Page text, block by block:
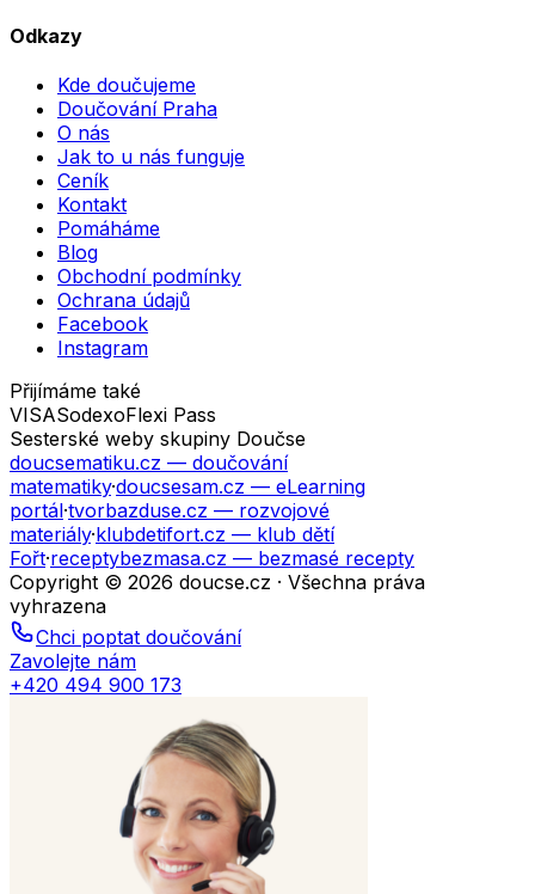
Odkazy
Kde doučujeme
Doučování Praha
O nás
Jak to u nás funguje
Ceník
Kontakt
Pomáháme
Blog
Obchodní podmínky
Ochrana údajů
Facebook
Instagram
Přijímáme také
VISASodexoFlexi Pass
Sesterské weby skupiny Doučse
doucsematiku.cz — doučování
matematiky·doucsesam.cz — eLearning
portál·tvorbazduse.cz — rozvojové
materiály·klubdetifort.cz — klub dětí
Fořt·receptybezmasa.cz — bezmasé recepty
Copyright © 2026 doucse.cz · Všechna práva
vyhrazena
Chci poptat doučování
Zavolejte nám
+420 494 900 173